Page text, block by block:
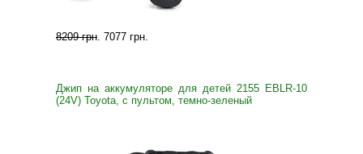
8209 грн. 7077 грн.
Джип на аккумуляторе для детей 2155 EBLR-10
(24V) Toyota, с пультом, темно-зеленый